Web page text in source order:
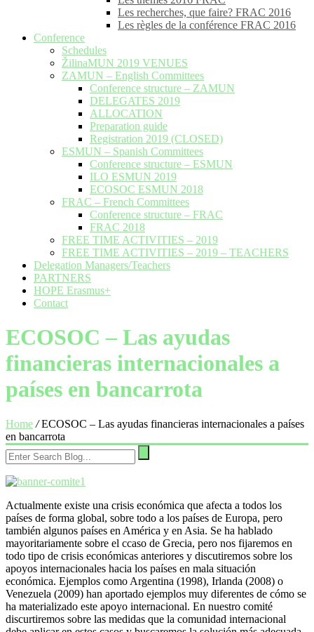
Les recherches, que faire? FRAC 2016
Les règles de la conférence FRAC 2016
Conference
Schedules
ŽilinaMUN 2019 VENUES
ZAMUN – English Committees
Conference structure – ZAMUN
DELEGATES 2019
ALLOCATION
Preparation guide
Registration 2019 (CLOSED)
ESMUN – Spanish Committees
Conference structure – ESMUN
ILO ESMUN 2019
ECOSOC ESMUN 2018
FRAC – French Committees
Conference structure – FRAC
FRAC 2018
FREE TIME ACTIVITIES – 2019
FREE TIME ACTIVITIES – 2019 – TEACHERS
Delegation Managers/Teachers
PARTNERS
HOPE Erasmus+
Contact
ECOSOC – Las ayudas
financieras internacionales a
países en bancarrota
Home /ECOSOC – Las ayudas financieras internacionales a países
en bancarrota
Actualmente existe una crisis económica que afecta a todos los
países de forma global, sobre todo a los países de Europa, pero
también algunos países en América y en Asia. Se ha hablado
mayoritariamente sobre el ccaso de Grecia, pero nos fijaremos en
todo tipo de crisis económicas anteriores y discutiremos sobre los
apoyos internacionales hacia los países en mala situación
económica. Ejemplos como Argentina (1998), Irlanda (2008) o
Venezuela (2009) han aportado ejemplos muy diferentes de cómo se
ha materializado este apoyo internacional. En nuestro comité
discurtiremos sobre las medidas que la comunidad internacional